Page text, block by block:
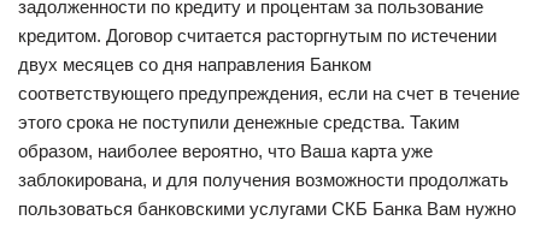
задолженности по кредиту и процентам за пользование
кредитом. Договор считается расторгнутым по истечении
двух месяцев со дня направления Банком
соответствующего предупреждения, если на счет в течение
этого срока не поступили денежные средства. Таким
образом, наиболее вероятно, что Ваша карта уже
заблокирована, и для получения возможности продолжать
пользоваться банковскими услугами СКБ Банка Вам нужно